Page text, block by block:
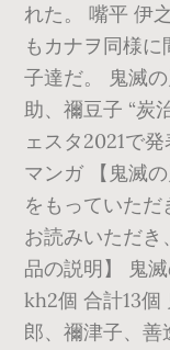
れた。 嘴平 伊
もカナヲ同様
子達だ。 鬼滅
助、禰豆子 “炭
ェスタ2021で
マンガ 【鬼滅
をもっていた
お読みいただ
品の説明】 鬼
kh2個 合計13個
郎、禰津子、善